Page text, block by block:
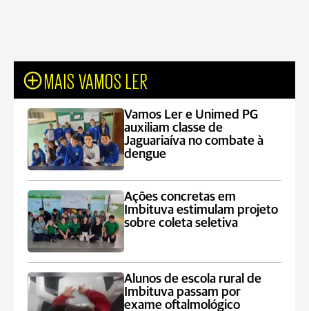
MAIS VAMOS LER
Vamos Ler e Unimed PG
auxiliam classe de
Jaguariaíva no combate à
dengue
Ações concretas em
Imbituva estimulam projeto
sobre coleta seletiva
Alunos de escola rural de
Imbituva passam por
exame oftalmológico